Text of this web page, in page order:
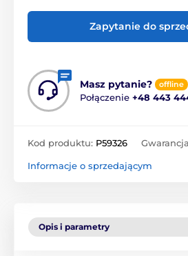
Zapytanie do
Masz pytanie? offline
Połączenie +48 443
Kod produktu: P59326
Informacje o sprzedającym
Opis i parametry